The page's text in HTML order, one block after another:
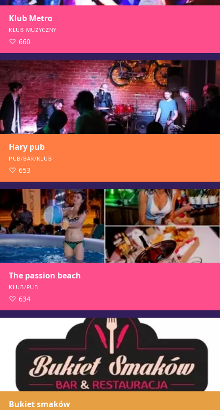
Klub Metro
KLUB MUZYCZNY
660
Hary pub
PUB/BAR/KLUB
653
The passion beach
KLUB/PUB
634
Bukiet smaków